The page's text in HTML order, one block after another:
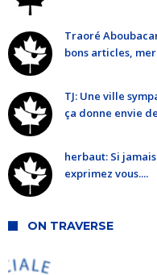
Traoré
bons articles,
TJ: Une ville
ça donne envie
herbaut: Si
exprimez vous....
ON TRAVERSE